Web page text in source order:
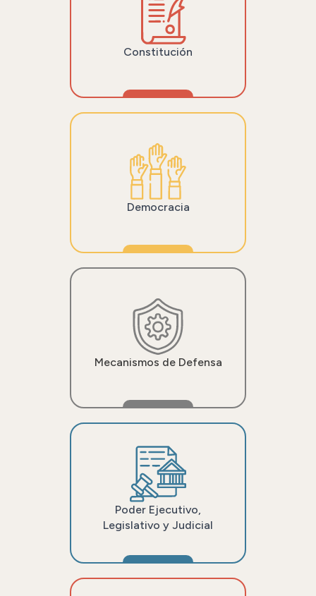
Constitución
Democracia
Mecanismos de Defensa
Poder Ejecutivo,
Legislativo y Judicial